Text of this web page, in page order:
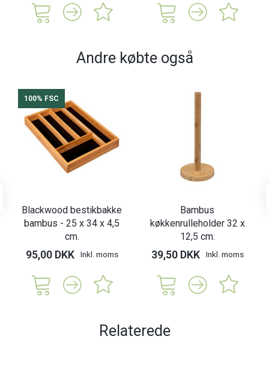
Andre købte også
100% FSC
Blackwood bestikbakke
bambus - 25 x 34 x 4,5
cm.
95,00 DKK Inkl. moms
Bambus
køkkenrulleholder 32 x
12,5 cm.
39,50 DKK Inkl. moms
Relaterede